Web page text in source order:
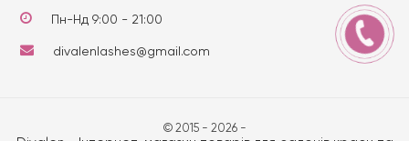
Пн-Нд 9:00 - 21:00
divalenlashes@gmail.com
© 2015 - 2026 -